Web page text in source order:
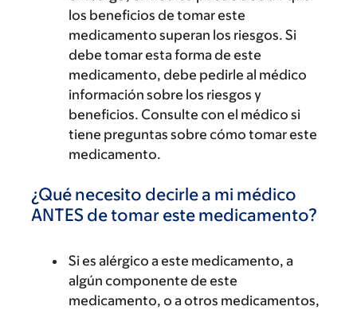
los beneficios de tomar este
medicamento superan los riesgos. Si
debe tomar esta forma de este
medicamento, debe pedirle al médico
información sobre los riesgos y
beneficios. Consulte con el médico si
tiene preguntas sobre cómo tomar este
medicamento.
¿Qué necesito decirle a mi médico
ANTES de tomar este medicamento?
Si es alérgico a este medicamento, a
algún componente de este
medicamento, o a otros medicamentos,